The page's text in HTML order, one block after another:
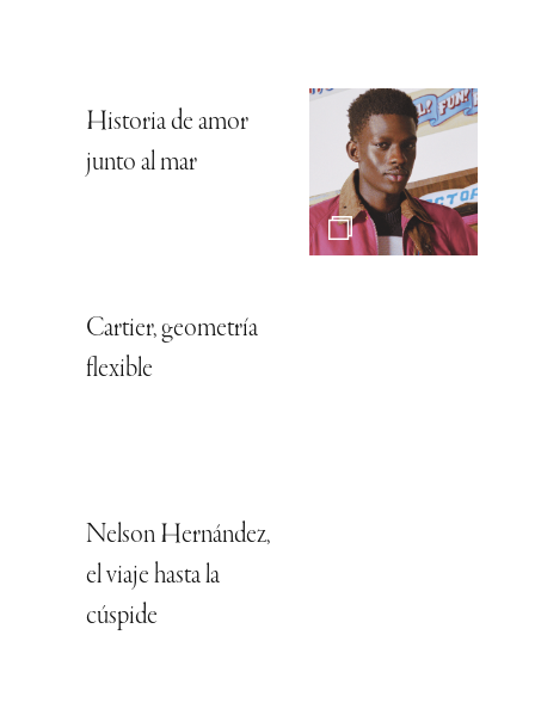
Historia de amor
junto al mar
Cartier, geometría
flexible
Nelson Hernández,
el viaje hasta la
cúspide